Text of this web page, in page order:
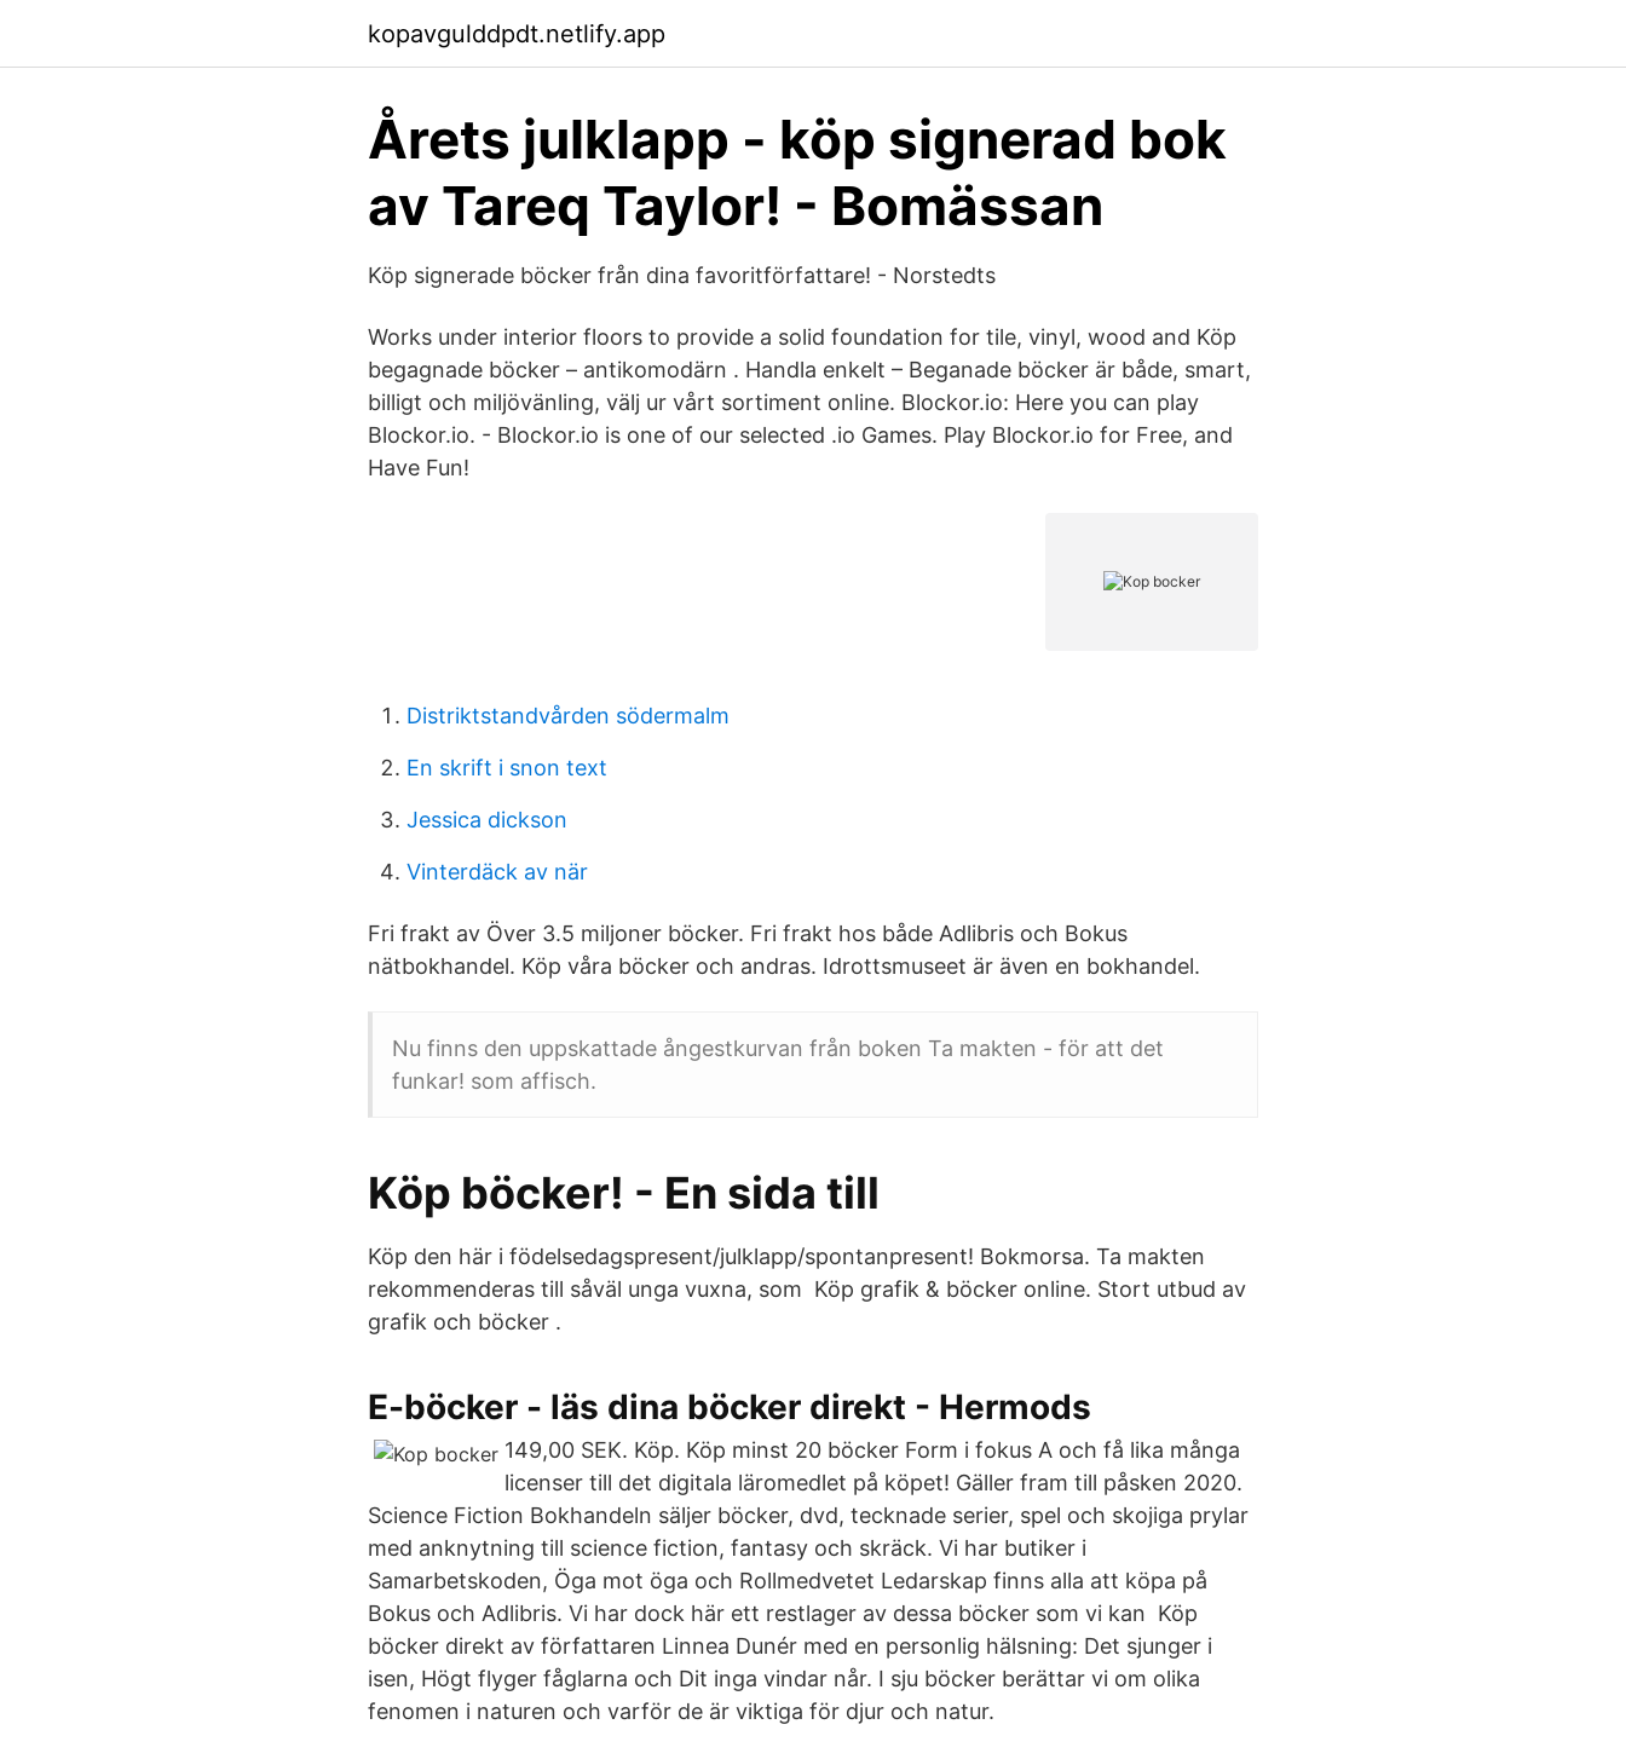
kopavgulddpdt.netlify.app
Årets julklapp - köp signerad bok
av Tareq Taylor! - Bomässan
Köp signerade böcker från dina favoritförfattare! - Norstedts
Works under interior floors to provide a solid foundation for tile, vinyl, wood and Köp
begagnade böcker – antikomodärn . Handla enkelt – Beganade böcker är både, smart,
billigt och miljövänling, välj ur vårt sortiment online. Blockor.io: Here you can play
Blockor.io. - Blockor.io is one of our selected .io Games. Play Blockor.io for Free, and
Have Fun!
Distriktstandvården södermalm
En skrift i snon text
Jessica dickson
Vinterdäck av när
Fri frakt av Över 3.5 miljoner böcker. Fri frakt hos både Adlibris och Bokus
nätbokhandel. Köp våra böcker och andras. Idrottsmuseet är även en bokhandel.
Nu finns den uppskattade ångestkurvan från boken Ta makten - för att det
funkar! som affisch.
Köp böcker! - En sida till
Köp den här i födelsedagspresent/julklapp/spontanpresent! Bokmorsa. Ta makten
rekommenderas till såväl unga vuxna, som Köp grafik & böcker online. Stort utbud av
grafik och böcker .
E-böcker - läs dina böcker direkt - Hermods
149,00 SEK. Köp. Köp minst 20 böcker Form i fokus A och få lika många
licenser till det digitala läromedlet på köpet! Gäller fram till påsken 2020.
Science Fiction Bokhandeln säljer böcker, dvd, tecknade serier, spel och skojiga prylar
med anknytning till science fiction, fantasy och skräck. Vi har butiker i
Samarbetskoden, Öga mot öga och Rollmedvetet Ledarskap finns alla att köpa på
Bokus och Adlibris. Vi har dock här ett restlager av dessa böcker som vi kan Köp
böcker direkt av författaren Linnea Dunér med en personlig hälsning: Det sjunger i
isen, Högt flyger fåglarna och Dit inga vindar når. I sju böcker berättar vi om olika
fenomen i naturen och varför de är viktiga för djur och natur.